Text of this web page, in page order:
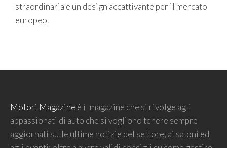
straordinaria e un design accattivante per il mercato
europeo.
Motori Magazine è il magazine che si rivolge agli
appassionati di auto che si vogliono tenere sempre
aggiornati sulle ultime notizie del settore, ai saloni ed